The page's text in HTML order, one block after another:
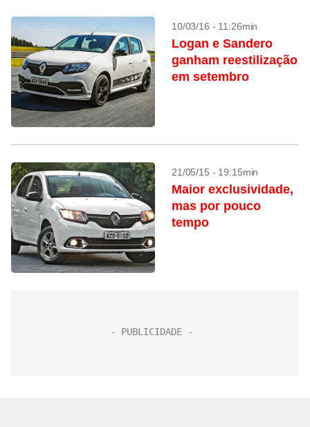
10/03/16 - 11:26min
Logan e Sandero
ganham reestilização
em setembro
21/05/15 - 19:15min
Maior exclusividade,
mas por pouco
tempo